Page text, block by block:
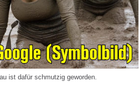
ist dafür schmutzig geworden.